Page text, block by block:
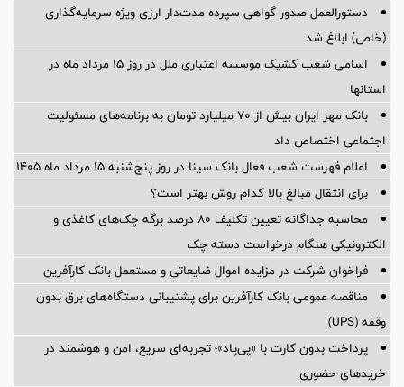
دستورالعمل صدور گواهی سپرده مدت‌دار ارزی ویژه سرمایه‌گذاری
(خاص) ابلاغ شد
اسامی شعب کشیک موسسه اعتباری ملل در روز 15 مرداد ماه در
استانها
بانک مهر ایران بیش از ۷۰ میلیارد تومان به برنامه‌های مسئولیت
اجتماعی اختصاص داد
اعلام فهرست شعب فعال بانک سینا در روز پنج‌شنبه 15 مرداد ماه 1405
برای انتقال مبالغ بالا کدام روش بهتر است؟
محاسبه جداگانه تعیین تکلیف 80 درصد برگه چک‌های کاغذی و
الکترونیکی هنگام درخواست دسته چک
فراخوان شرکت در مزایده اموال ضایعاتی و مستعمل بانک کارآفرین
مناقصه عمومی بانک کارآفرین برای پشتیبانی دستگاه‌های برق بدون
وقفه (UPS)
پرداخت بدون کارت با «پی‌پاد»؛ تجربه‌ای سریع، امن و هوشمند در
خریدهای حضوری